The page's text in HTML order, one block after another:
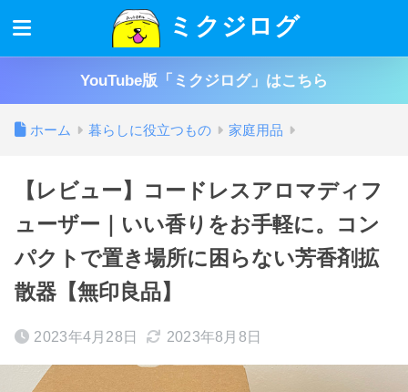
ミクジログ
YouTube版「ミクジログ」はこちら
ホーム 暮らしに役立つもの 家庭用品
【レビュー】コードレスアロマディフ
ューザー｜いい香りをお手軽に。コン
パクトで置き場所に困らない芳香剤拡
散器【無印良品】
2023年4月28日 2023年8月8日